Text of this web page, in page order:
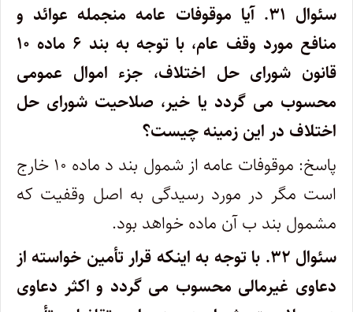
سئوال ۳۱.
آیا موقوفات عامه منجمله عوائد و
منافع مورد وقف عام، با توجه به بند ۶ ماده ۱۰
قانون شورای حل اختلاف، جزء اموال عمومی
محسوب می گردد یا خیر، صلاحیت شورای حل
اختلاف در این زمینه چیست؟
پاسخ: موقوفات عامه از شمول بند د ماده ۱۰ خارج
است مگر در مورد رسیدگی به اصل وقفیت که
مشمول بند ب آن ماده خواهد بود.
سئوال ۳۲.
با توجه به اینکه قرار تأمین خواسته از
دعاوی غیرمالی محسوب می گردد و اکثر دعاوی